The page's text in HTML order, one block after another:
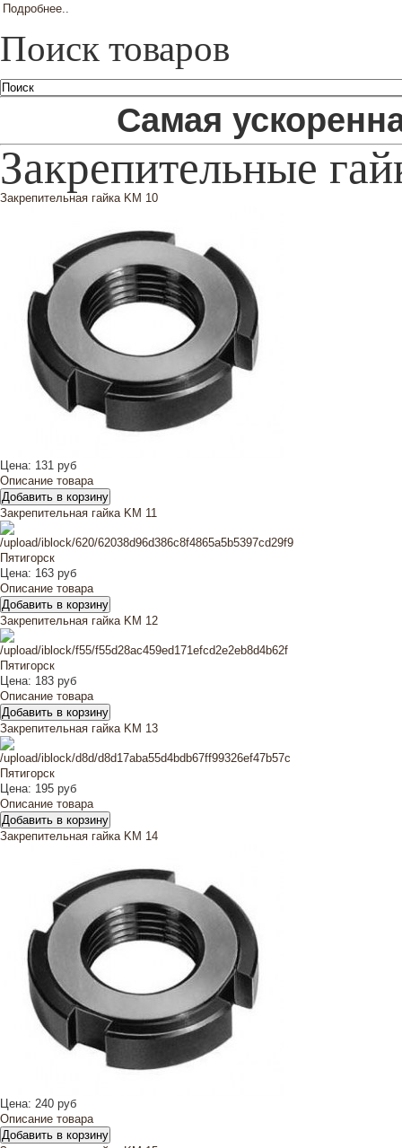
Подробнее..
Поиск товаров
Самая
Закрепительные
Закрепительная гайка KM 10
Цена: 131 руб
Описание товара
Закрепительная гайка KM 11
Цена: 163 руб
Описание товара
Закрепительная гайка KM 12
Цена: 183 руб
Описание товара
Закрепительная гайка KM 13
Цена: 195 руб
Описание товара
Закрепительная гайка KM 14
Цена: 240 руб
Описание товара